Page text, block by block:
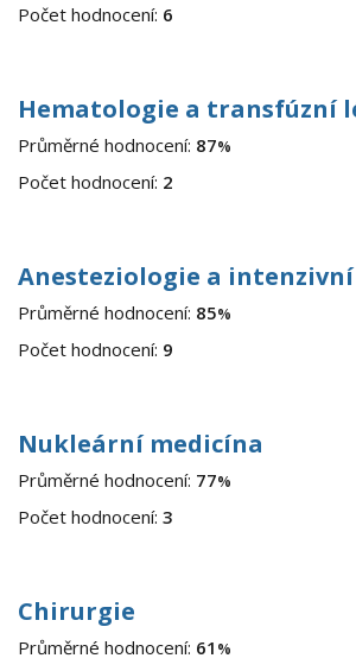
Počet hodnocení: 6
Hematologie a transfúzní
Průměrné hodnocení: 87%
Počet hodnocení: 2
Anesteziologie a
Průměrné hodnocení: 85%
Počet hodnocení: 9
Nukleární medicína
Průměrné hodnocení: 77%
Počet hodnocení: 3
Chirurgie
Průměrné hodnocení: 61 %